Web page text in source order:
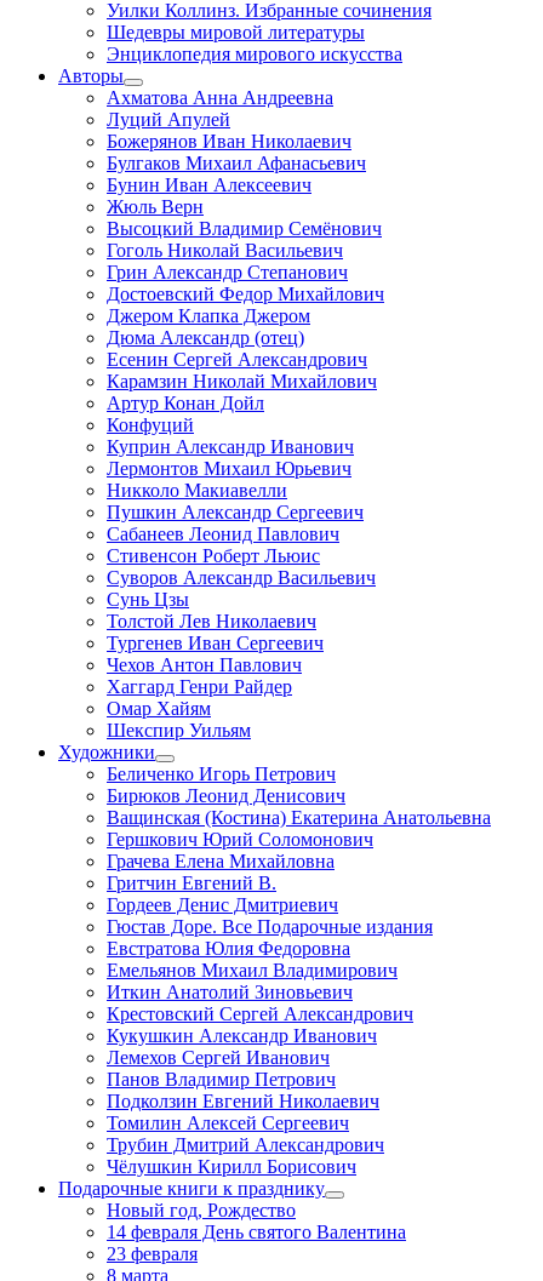
Уилки Коллинз. Избранные сочинения
Шедевры мировой литературы
Энциклопедия мирового искусства
Авторы
Ахматова Анна Андреевна
Луций Апулей
Божерянов Иван Николаевич
Булгаков Михаил Афанасьевич
Бунин Иван Алексеевич
Жюль Верн
Высоцкий Владимир Семёнович
Гоголь Николай Васильевич
Грин Александр Степанович
Достоевский Федор Михайлович
Джером Клапка Джером
Дюма Александр (отец)
Есенин Сергей Александрович
Карамзин Николай Михайлович
Артур Конан Дойл
Конфуций
Куприн Александр Иванович
Лермонтов Михаил Юрьевич
Никколо Макиавелли
Пушкин Александр Сергеевич
Сабанеев Леонид Павлович
Стивенсон Роберт Льюис
Суворов Александр Васильевич
Сунь Цзы
Толстой Лев Николаевич
Тургенев Иван Сергеевич
Чехов Антон Павлович
Хаггард Генри Райдер
Омар Хайям
Шекспир Уильям
Художники
Беличенко Игорь Петрович
Бирюков Леонид Денисович
Ващинская (Костина) Екатерина Анатольевна
Гершкович Юрий Соломонович
Грачева Елена Михайловна
Гритчин Евгений В.
Гордеев Денис Дмитриевич
Гюстав Доре. Все Подарочные издания
Евстратова Юлия Федоровна
Емельянов Михаил Владимирович
Иткин Анатолий Зиновьевич
Крестовский Сергей Александрович
Кукушкин Александр Иванович
Лемехов Сергей Иванович
Панов Владимир Петрович
Подколзин Евгений Николаевич
Томилин Алексей Сергеевич
Трубин Дмитрий Александрович
Чёлушкин Кирилл Борисович
Подарочные книги к празднику
Новый год, Рождество
14 февраля День святого Валентина
23 февраля
8 марта